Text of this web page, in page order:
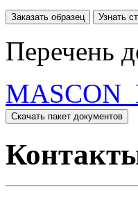
Заказать образец Узнать
Перечень
Скачать пакет документов